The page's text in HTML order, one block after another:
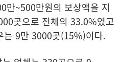
만~500만원의 보상액을 지
곳으로 전체의 33.0%였고
는 9만 3000곳(15%)이다.